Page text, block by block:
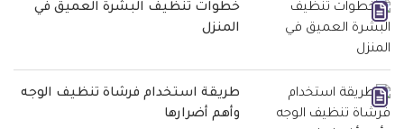
خطوات تنظيف البشرة العميق في
المنزل
طريقة استخدام فرشاة تنظيف الوجه
وأهم أضرارها